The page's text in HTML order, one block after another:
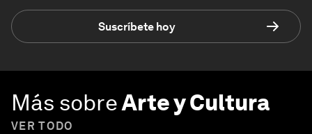
Suscríbete hoy
Más sobreArte y Cultura
VER TODO